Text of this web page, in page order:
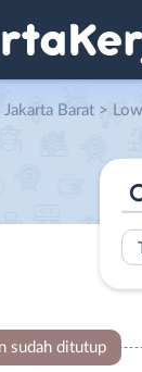
Jakarta Barat > Lowongan
sudah ditutup